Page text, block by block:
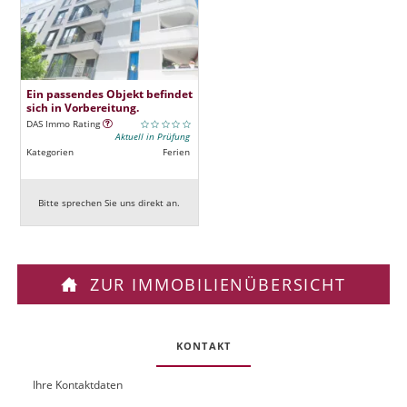
Ein passendes Objekt befindet
sich in Vorbereitung.
DAS Immo Rating
Aktuell in Prüfung
Kategorien
Ferien
Bitte sprechen Sie uns direkt an.
ZUR IMMOBILIENÜBERSICHT
KONTAKT
OUIhre Kontaktdaten